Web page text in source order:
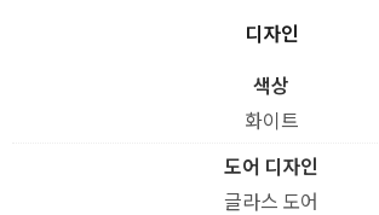
디자인
색상
화이트
도어 디자인
글라스 도어